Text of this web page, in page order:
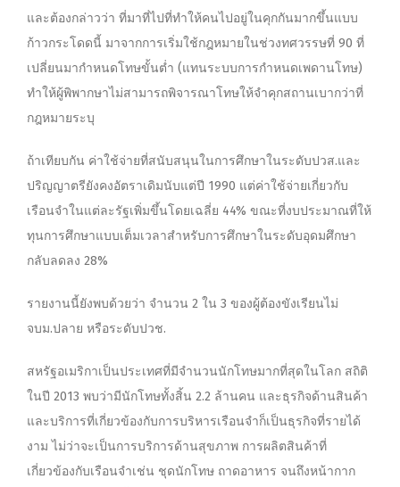
และต้องกล่าวว่า ที่มาที่ไปที่ทำให้คนไปอยู่ในคุกกันมากขึ้นแบบ
ก้าวกระโดดนี้ มาจากการเริ่มใช้กฎหมายในช่วงทศวรรษที่ 90 ที่
เปลี่ยนมากำหนดโทษขั้นต่ำ (แทนระบบการกำหนดเพดานโทษ)
ทำให้ผู้พิพากษาไม่สามารถพิจารณาโทษให้จำคุกสถานเบากว่าที่
กฎหมายระบุ
ถ้าเทียบกัน ค่าใช้จ่ายที่สนับสนุนในการศึกษาในระดับปวส.และ
ปริญญาตรียังคงอัตราเดิมนับแต่ปี 1990 แต่ค่าใช้จ่ายเกี่ยวกับ
เรือนจำในแต่ละรัฐเพิ่มขึ้นโดยเฉลี่ย 44% ขณะที่งบประมาณที่ให้
ทุนการศึกษาแบบเต็มเวลาสำหรับการศึกษาในระดับอุดมศึกษา
กลับลดลง 28%
รายงานนี้ยังพบด้วยว่า จำนวน 2 ใน 3 ของผู้ต้องขังเรียนไม่
จบม.ปลาย หรือระดับปวช.
สหรัฐอเมริกาเป็นประเทศที่มีจำนวนนักโทษมากที่สุดในโลก สถิติ
ในปี 2013 พบว่ามีนักโทษทั้งสิ้น 2.2 ล้านคน และธุรกิจด้านสินค้า
และบริการที่เกี่ยวข้องกับการบริหารเรือนจำก็เป็นธุรกิจที่รายได้
งาม ไม่ว่าจะเป็นการบริการด้านสุขภาพ การผลิตสินค้าที่
เกี่ยวข้องกับเรือนจำเช่น ชุดนักโทษ ถาดอาหาร จนถึงหน้ากาก